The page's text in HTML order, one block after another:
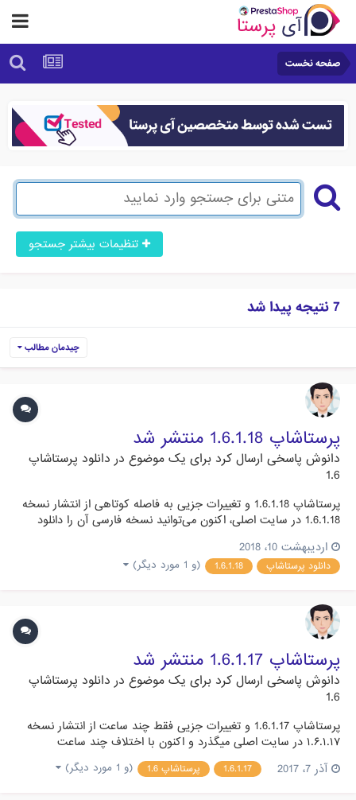
صفحه نخست
تنظیمات بیشتر جستجو
7 نتیجه پیدا شد
چیدمان مطالب
پرستاشاپ 1.6.1.18 منتشر شد
دانوش پاسخی ارسال کرد برای یک موضوع در دانلود پرستاشاپ
1.6
پرستاشاپ 1.6.1.18 و تغییرات جزیی به فاصله کوتاهی از انتشار نسخه
1.6.1.18 در سایت اصلی، اکنون می‌توانید نسخه فارسی آن را دانلود
نداشته است. سازگاری قالب ها و ماژول ها ماژول ها و قالب هایی که
با نسخه های 1.6.1.5 و بالاتر سازگار باشند با این...
اردیبهشت 10، 2018
دانلود پرستاشاپ 1.6.1.18 (و 1 مورد دیگر)
پرستاشاپ 1.6.1.17 منتشر شد
دانوش پاسخی ارسال کرد برای یک موضوع در دانلود پرستاشاپ
1.6
پرستاشاپ 1.6.1.17 و تغییرات جزیی فقط چند ساعت از انتشار نسخه
۱.۶.۱.۱۷ در سایت اصلی میگذرد و اکنون با اختلاف چند ساعت
می‌توانید نسخه فارسی آن را دانلود نمایید. این نسخه دارای رفع باگ
های جزیی است و تغییرات مهمی نداشته است. سازگاری قالب ها و
آذر 7، 2017 1.6.1.17 پرستاشاپ 1.6 (و 1 مورد دیگر)